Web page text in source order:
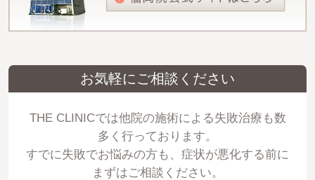
お気軽にご相談ください
THE CLINICでは他院の施術による失敗治療も数
多く行っております。
すでに失敗でお悩みの方も、症状が悪化する前に
まずはご相談ください。